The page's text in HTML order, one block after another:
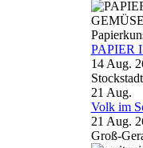
PAPIER
14 Aug.
21 Aug.
Volk im
21 Aug.
Groß-